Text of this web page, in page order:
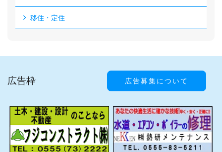
移住・定住
広告枠 広告募集について